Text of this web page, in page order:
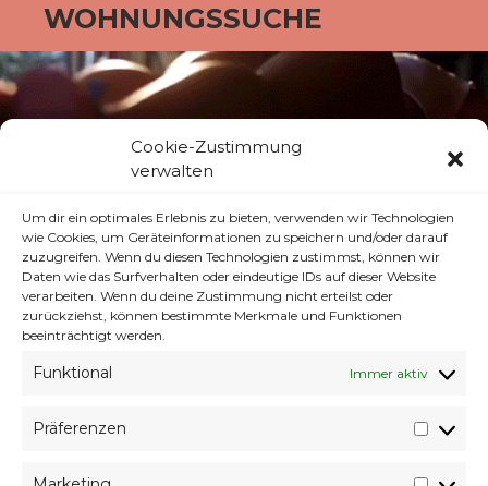
Cookie-Zustimmung
verwalten
Um dir ein optimales Erlebnis zu bieten, verwenden wir Technologien
wie Cookies, um Geräteinformationen zu speichern und/oder darauf
zuzugreifen. Wenn du diesen Technologien zustimmst, können wir
Daten wie das Surfverhalten oder eindeutige IDs auf dieser Website
verarbeiten. Wenn du deine Zustimmung nicht erteilst oder
zurückziehst, können bestimmte Merkmale und Funktionen
beeinträchtigt werden.
Funktional Immer aktiv
Präferenzen
WOHNUNGSSUCHE